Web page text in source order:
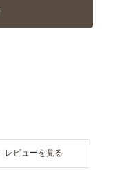
レビューを見る